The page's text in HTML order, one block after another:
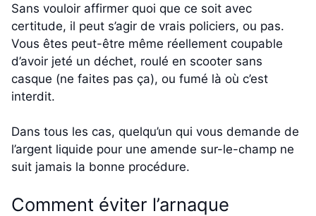
Sans vouloir affirmer quoi que ce soit avec
certitude, il peut s’agir de vrais policiers, ou pas.
Vous êtes peut-être même réellement coupable
d’avoir jeté un déchet, roulé en scooter sans
casque (ne faites pas ça), ou fumé là où c’est
interdit.
Dans tous les cas, quelqu’un qui vous demande de
l’argent liquide pour une amende sur-le-champ ne
suit jamais la bonne procédure.
Comment éviter l’arnaque